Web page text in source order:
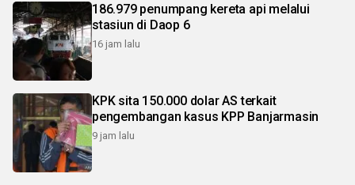
186.979 penumpang kereta api melalui
stasiun di Daop 6
16 jam lalu
KPK sita 150.000 dolar AS terkait
pengembangan kasus KPP Banjarmasin
9 jam lalu